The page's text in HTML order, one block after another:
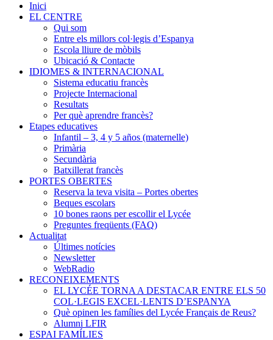
Inici
EL CENTRE
Qui som
Entre els millors col·legis d’Espanya
Escola lliure de mòbils
Ubicació & Contacte
IDIOMES & INTERNACIONAL
Sistema educatiu francès
Projecte Internacional
Resultats
Per què aprendre francès?
Etapes educatives
Infantil – 3, 4 y 5 años (maternelle)
Primària
Secundària
Batxillerat francès
PORTES OBERTES
Reserva la teva visita – Portes obertes
Beques escolars
10 bones raons per escollir el Lycée
Preguntes freqüents (FAQ)
Actualitat
Últimes notícies
Newsletter
WebRadio
RECONEIXEMENTS
EL LYCÉE TORNA A DESTACAR ENTRE ELS 50
COL·LEGIS EXCEL·LENTS D’ESPANYA
Què opinen les famílies del Lycée Français de Reus?
Alumni LFIR
ESPAI FAMÍLIES